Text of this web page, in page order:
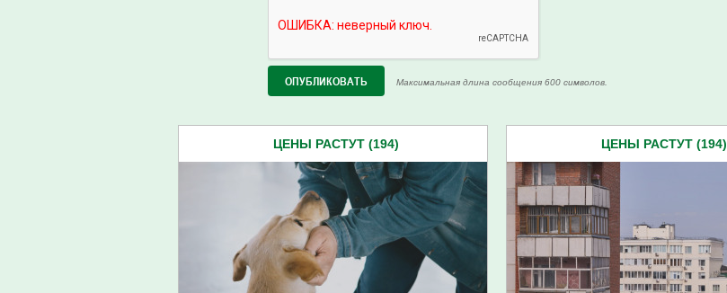
Максимальная длина сообщения 600 символов.
ЦЕНЫ РАСТУТ (194) ЦЕНЫ РАСТУТ (194)